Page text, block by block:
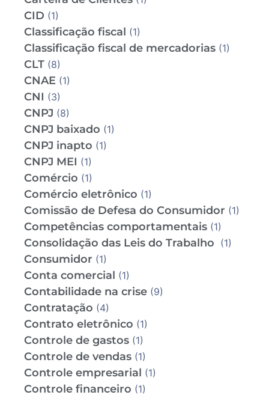
CID (1)
Classificação fiscal (1)
Classificação fiscal de mercadorias (1)
CLT (8)
CNAE (1)
CNI (3)
CNPJ (8)
CNPJ baixado (1)
CNPJ inapto (1)
CNPJ MEI (1)
Comércio (1)
Comércio eletrônico (1)
Comissão de Defesa do Consumidor (1)
Competências comportamentais (1)
Consolidação das Leis do Trabalho (1)
Consumidor (1)
Conta comercial (1)
Contabilidade na crise (9)
Contratação (4)
Contrato eletrônico (1)
Controle de gastos (1)
Controle de vendas (1)
Controle empresarial (1)
Controle financeiro (1)